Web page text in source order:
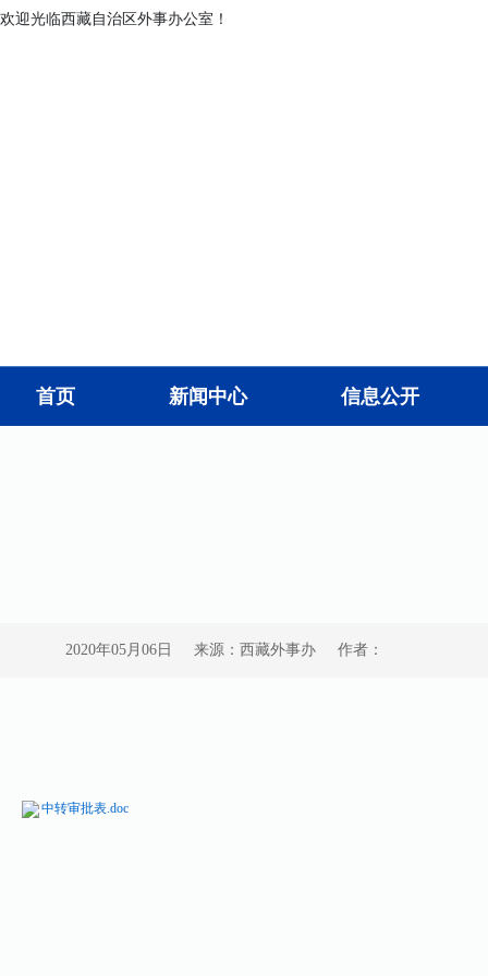
欢迎光临西藏自治区外事办公室！
首页 新闻中心 信息公开
2020年05月06日 来源：西藏外事办 作者：
中转审批表.doc